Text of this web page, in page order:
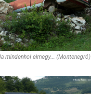
mindenhol elmegy... (Montenegró)